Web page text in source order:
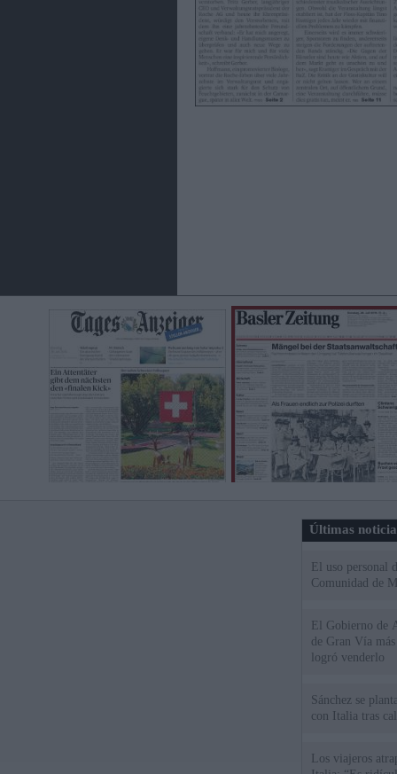
Últimas
El uso personal
Comunidad de
El Gobierno de
de Gran Vía
logró venderlo
Sánchez se
con Italia tras
Los viajeros